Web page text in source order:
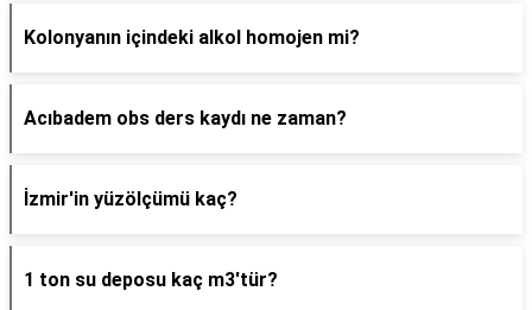
Kolonyanın içindeki alkol homojen mi?
Acıbadem obs ders kaydı ne zaman?
İzmir'in yüzölçümü kaç?
1 ton su deposu kaç m3'tür?